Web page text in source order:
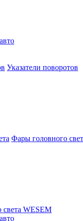
Указатели поворотов
Фары головного
WESEM